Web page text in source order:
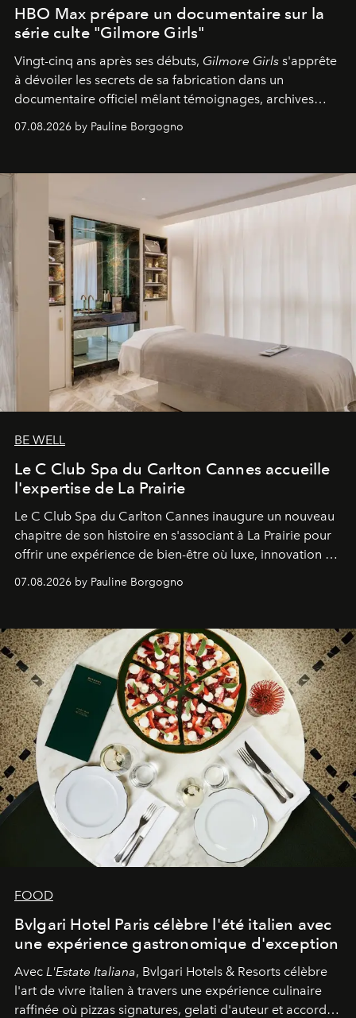
HBO Max prépare un documentaire sur la
série culte "Gilmore Girls"
Vingt-cinq ans après ses débuts, Gilmore Girls s'apprête
à dévoiler les secrets de sa fabrication dans un
documentaire officiel mêlant témoignages, archives
inédites et plongée dans les coulisses d'un phénomène
générationnel.
07.08.2026 by Pauline Borgogno
BE WELL
Le C Club Spa du Carlton Cannes accueille
l'expertise de La Prairie
Le C Club Spa du Carlton Cannes inaugure un nouveau
chapitre de son histoire en s'associant à La Prairie pour
offrir une expérience de bien-être où luxe, innovation et
expertise se rencontrent.
07.08.2026 by Pauline Borgogno
FOOD
Bvlgari Hotel Paris célèbre l'été italien avec
une expérience gastronomique d'exception
Avec L'Estate Italiana, Bvlgari Hotels & Resorts célèbre
l'art de vivre italien à travers une expérience culinaire
raffinée où pizzas signatures, gelati d'auteur et accords